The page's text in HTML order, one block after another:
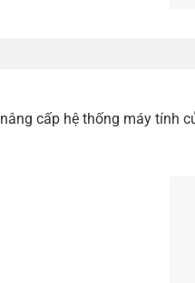
nâng cấp hệ thống máy tính